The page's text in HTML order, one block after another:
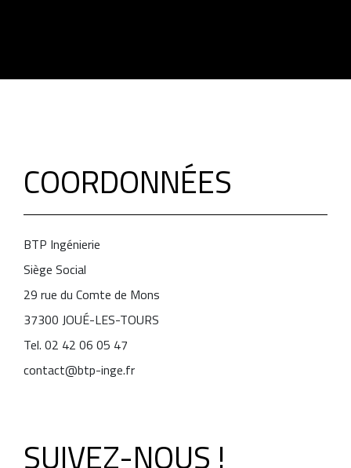
COORDONNÉES
BTP Ingénierie
Siège Social
29 rue du Comte de Mons
37300 JOUÉ-LES-TOURS
Tel. 02 42 06 05 47
contact@btp-inge.fr
SUIVEZ-NOUS !